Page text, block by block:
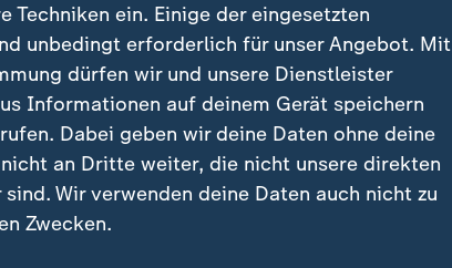
Techniken ein. Einige der eingesetzten
unbedingt erforderlich für unser Angebot. Mit
dürfen wir und unsere Dienstleister
Informationen auf deinem Gerät speichern
Dabei geben wir deine Daten ohne deine
an Dritte weiter, die nicht unsere direkten
Wir verwenden deine Daten auch nicht zu
Zwecken.